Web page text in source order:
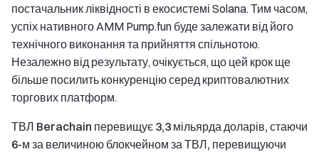
постачальник ліквідності в екосистемі Solana. Тим часом,
успіх нативного AMM Pump.fun буде залежати від його
технічного виконання та прийняття спільнотою.
Незалежно від результату, очікується, що цей крок ще
більше посилить конкуренцію серед криптовалютних
торгових платформ.
ТВЛ Berachain перевищує 3,3 мільярда доларів, стаючи
6-м за величиною блокчейном за ТВЛ, перевищуючи